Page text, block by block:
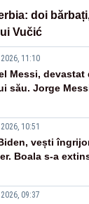
doi
Vučić
11:10
Messi, devastat
său. Jorge
10:51
vești
Boala s-a
09:37